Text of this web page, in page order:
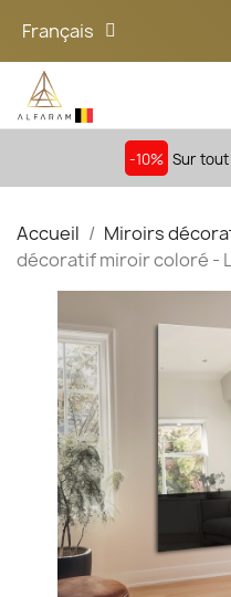
Français
-10% Sur tout
Accueil Miroirs
décoratif miroir coloré -